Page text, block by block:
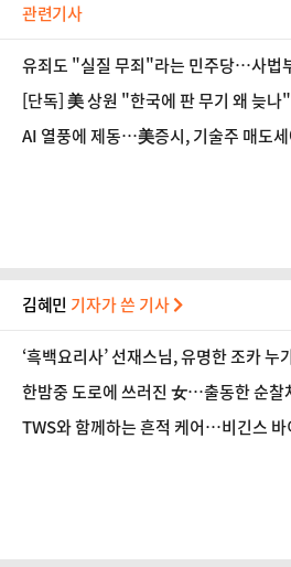
관련기사
유죄도 "실질 무죄"라는 민주당…사법
강행하나
[단독] 美 상원 "한국에 판 무기 왜 늦
AI 열풍에 제동…美증시, 기술주 매도
김혜민 기자가 쓴 기사
‘흑백요리사’ 선재스님, 유명한 조카 누
한밤중 도로에 쓰러진 女…출동한 순찰
TWS와 함께하는 흔적 케어…비긴스 바